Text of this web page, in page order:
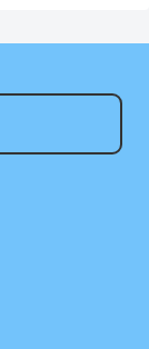
告】水10ドラ
ンキー』 トレ